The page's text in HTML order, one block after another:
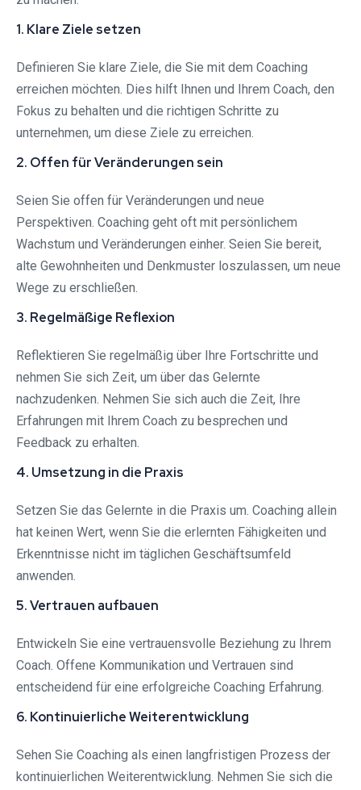
1. Klare Ziele setzen
Definieren Sie klare Ziele, die Sie mit dem Coaching
erreichen möchten. Dies hilft Ihnen und Ihrem Coach, den
Fokus zu behalten und die richtigen Schritte zu
unternehmen, um diese Ziele zu erreichen.
2. Offen für Veränderungen sein
Seien Sie offen für Veränderungen und neue
Perspektiven. Coaching geht oft mit persönlichem
Wachstum und Veränderungen einher. Seien Sie bereit,
alte Gewohnheiten und Denkmuster loszulassen, um neue
Wege zu erschließen.
3. Regelmäßige Reflexion
Reflektieren Sie regelmäßig über Ihre Fortschritte und
nehmen Sie sich Zeit, um über das Gelernte
nachzudenken. Nehmen Sie sich auch die Zeit, Ihre
Erfahrungen mit Ihrem Coach zu besprechen und
Feedback zu erhalten.
4. Umsetzung in die Praxis
Setzen Sie das Gelernte in die Praxis um. Coaching allein
hat keinen Wert, wenn Sie die erlernten Fähigkeiten und
Erkenntnisse nicht im täglichen Geschäftsumfeld
anwenden.
5. Vertrauen aufbauen
Entwickeln Sie eine vertrauensvolle Beziehung zu Ihrem
Coach. Offene Kommunikation und Vertrauen sind
entscheidend für eine erfolgreiche Coaching Erfahrung.
6. Kontinuierliche Weiterentwicklung
Sehen Sie Coaching als einen langfristigen Prozess der
kontinuierlichen Weiterentwicklung. Nehmen Sie sich die